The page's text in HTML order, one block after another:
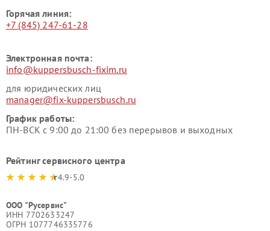
Горячая линия:
+7 (845) 247-61-28
Электронная почта:
info@kuppersbusch-fixim.ru
для юридических лиц
manager@fix-kuppersbusch.ru
График работы:
ПН-ВСК с 9:00 до 21:00 без перерывов и выходных
Рейтинг сервисного центра
4.9-5.0
ООО "Русервис"
ИНН 7702633247
ОГРН 1077746335776